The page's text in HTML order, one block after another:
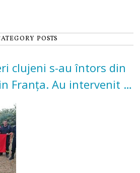
POSTS
clujeni s-au întors din
Franța. Au intervenit la
și pădure